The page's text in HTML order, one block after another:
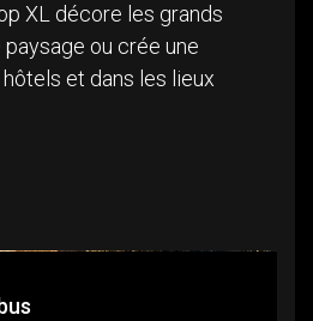
XL décore les grands
ou crée une
et dans les lieux